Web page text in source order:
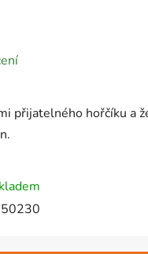
přijatelného hořčíku a